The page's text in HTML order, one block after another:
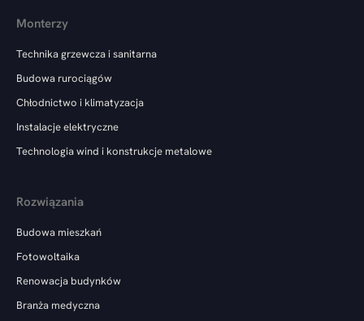
Monterzy
Technika grzewcza i sanitarna
Budowa rurociągów
Chłodnictwo i klimatyzacja
Instalacje elektryczne
Technologia wind i konstrukcje metalowe
Rozwiązania
Budowa mieszkań
Fotowoltaika
Renowacja budynków
Branża medyczna